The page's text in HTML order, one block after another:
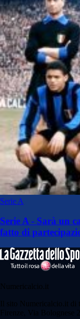
Serie A
Serie A - Sarà un
fatto di
Numericalcio.it
Il sito Numericalcio.it di
Firenze, Via Bolognese